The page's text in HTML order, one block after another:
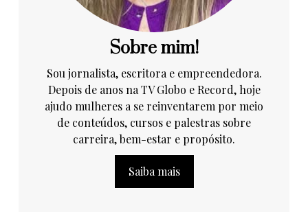
Sobre mim!
Sou jornalista, escritora e empreendedora.
Depois de anos na TV Globo e Record, hoje
ajudo mulheres a se reinventarem por meio
de conteúdos, cursos e palestras sobre
carreira, bem-estar e propósito.
Saiba mais